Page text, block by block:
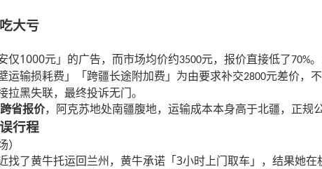
大亏
仅1000元」的广告，而市场均价约3500元，报价直接低了70%
运输损耗费」「跨疆长途附加费」为由要求补交2800元差价，
黑失联，最终投诉无门。
省报价，阿克苏地处南疆腹地，运输成本本身高于北疆，正规
行程
）
找了黄牛托运回兰州，黄牛承诺「 3小时上门取车」，结果她